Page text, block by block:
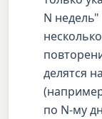
N
делятся
по N-му